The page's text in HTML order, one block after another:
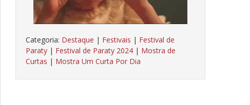
Categoria: Destaque | Festivais | Festival de
Paraty | Festival de Paraty 2024 | Mostra de
Curtas | Mostra Um Curta Por Dia